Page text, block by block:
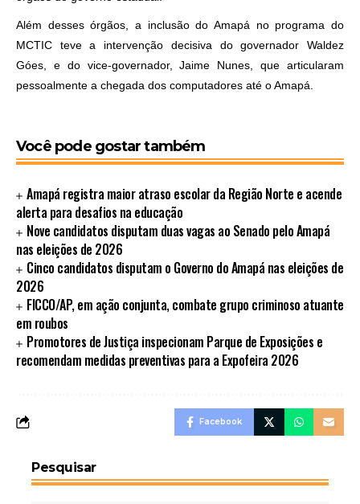
Além desses órgãos, a inclusão do Amapá no programa do
MCTIC teve a intervenção decisiva do governador Waldez
Góes, e do vice-governador, Jaime Nunes, que articularam
pessoalmente a chegada dos computadores até o Amapá.
Você pode gostar também
Amapá registra maior atraso escolar da Região Norte e acende
alerta para desafios na educação
Nove candidatos disputam duas vagas ao Senado pelo Amapá
nas eleições de 2026
Cinco candidatos disputam o Governo do Amapá nas eleições de
2026
FICCO/AP, em ação conjunta, combate grupo criminoso atuante
em roubos
Promotores de Justiça inspecionam Parque de Exposições e
recomendam medidas preventivas para a Expofeira 2026
Facebook
Pesquisar